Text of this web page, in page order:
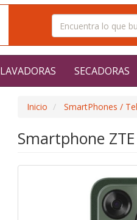
LAVADORAS SECADORAS
Inicio SmartPhones /
Smartphone